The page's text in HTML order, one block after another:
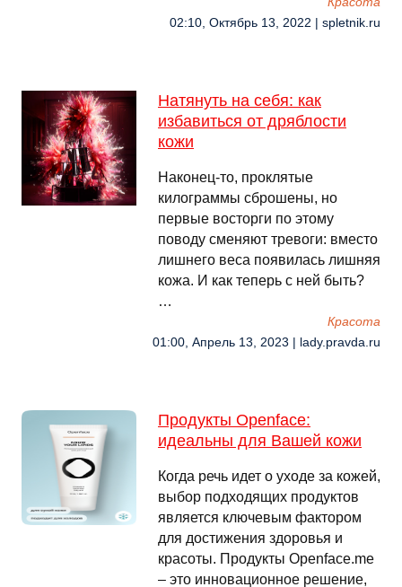
02:10, Октябрь 13, 2022 | spletnik.ru
Натянуть на себя: как
избавиться от дряблости
кожи
Наконец-то, проклятые
килограммы сброшены, но
первые восторги по этому
поводу сменяют тревоги: вместо
лишнего веса появилась лишняя
кожа. И как теперь с ней быть?
…
Красота
01:00, Апрель 13, 2023 | lady.pravda.ru
Продукты Openface:
идеальны для Вашей кожи
Когда речь идет о уходе за кожей,
выбор подходящих продуктов
является ключевым фактором
для достижения здоровья и
красоты. Продукты Openface.me
– это инновационное решение,